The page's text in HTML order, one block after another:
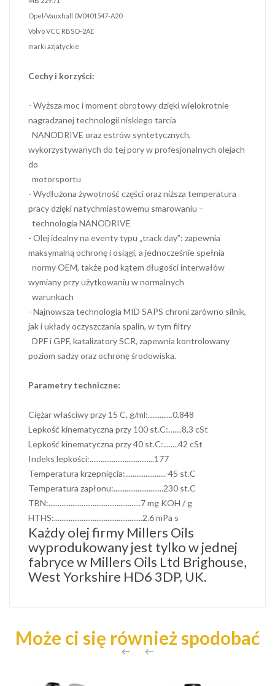
Opel/Vauxhall 0V0401547-A20
Volvo VCC RBSO-2AE
marki azjatyckie
Cechy i korzyści:
- Wyższa moc i moment obrotowy dzięki wielokrotnie
nagradzanej technologii niskiego tarcia
NANODRIVE oraz estrów syntetycznych,
wykorzystywanych do tej pory w profesjonalnych olejach
do
motorsportu
- Wydłużona żywotność części oraz niższa temperatura
pracy dzięki natychmiastowemu smarowaniu –
technologia NANODRIVE
- Olej idealny na eventy typu „track day”: zapewnia
maksymalną ochronę i osiągi, a jednocześnie spełnia
normy OEM, także pod kątem długości interwałów
wymiany przy użytkowaniu w normalnych
warunkach
- Najnowsza technologia MID SAPS chroni zarówno silnik,
jak i układy oczyszczania spalin, w tym filtry
DPF i GPF, katalizatory SCR, zapewnia kontrolowany
poziom sadzy oraz ochronę środowiska.
Parametry techniczne:
Ciężar właściwy przy 15 C, g/ml:…..........0,848
Lepkość kinematyczna przy 100 st.C:…....8,3 cSt
Lepkość kinematyczna przy 40 st.C:........42 cSt
Indeks lepkości:...................................177
Temperatura krzepnięcia:......................-45 st.C
Temperatura zapłonu:...........................230 st.C
TBN:..................................................7 mg KOH / g
HTHS:................................................2.6 mPa s
Każdy olej firmy Millers Oils
wyprodukowany jest tylko w jednej
fabryce w Millers Oils Ltd Brighouse,
West Yorkshire HD6 3DP, UK.
Może ci się również spodobać
 